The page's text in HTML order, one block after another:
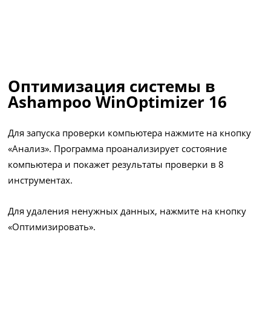
Оптимизация системы в
Ashampoo WinOptimizer 16
Для запуска проверки компьютера нажмите на кнопку
«Анализ». Программа проанализирует состояние
компьютера и покажет результаты проверки в 8
инструментах.
Для удаления ненужных данных, нажмите на кнопку
«Оптимизировать».